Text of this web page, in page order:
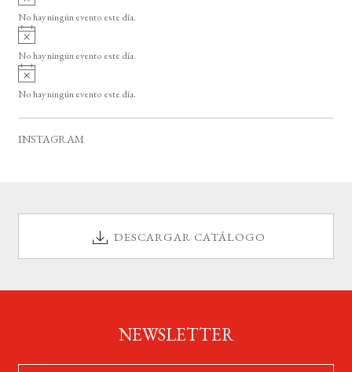
o
v
i
o
No hay ningún evento este día.
A
v
i
o
No hay ningún evento este día.
A
v
i
No hay ningún evento este día.
INSTAGRAM
DESCARGAR CATÁLOGO
NEWSLETTER